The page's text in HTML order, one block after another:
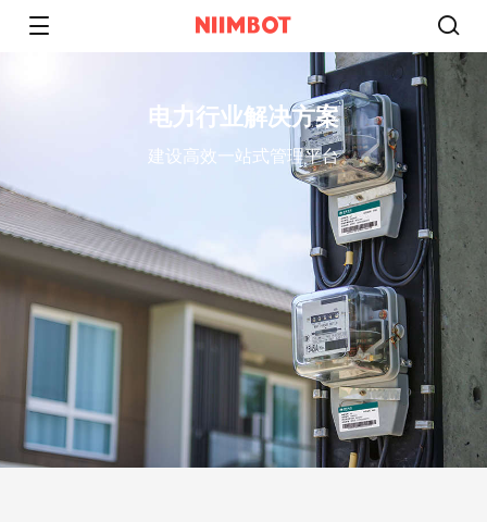
电力行业解决方案
建设高效一站式管理平台